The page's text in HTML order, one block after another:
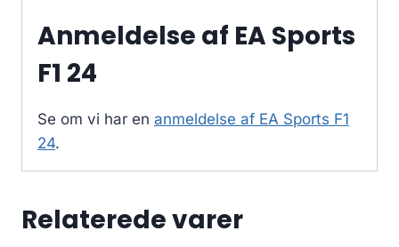
Anmeldelse af EA Sports
F1 24
Se om vi har en anmeldelse af EA Sports F1
24.
Relaterede varer